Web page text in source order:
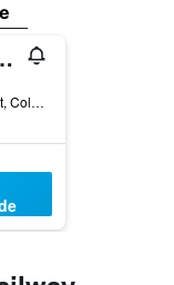
Hotel
108 Kathiresan Street, Colombo, Sri Lanka